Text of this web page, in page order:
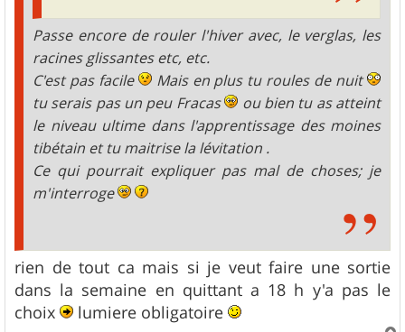
Passe encore de rouler l'hiver avec, le verglas, les
racines glissantes etc, etc.
C'est pas facile
Mais en plus tu roules de nuit
tu serais pas un peu Fracas
ou bien tu as atteint
le niveau ultime dans l'apprentissage des moines
tibétain et tu maitrise la lévitation .
Ce qui pourrait expliquer pas mal de choses; je
m'interroge
rien de tout ca mais si je veut faire une sortie
dans la semaine en quittant a 18 h y'a pas le
choix
lumiere obligatoire